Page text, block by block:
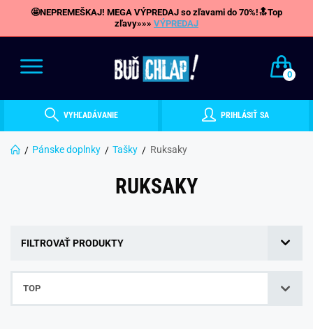
🤩NEPREMEŠKAJ! MEGA VÝPREDAJ so zľavami do 70%!🔝Top
zľavy»»» VÝPREDAJ
0
VYHĽADÁVANIE PRIHLÁSIŤ SA
Pánske doplnky Tašky Ruksaky
RUKSAKY
FILTROVAŤ PRODUKTY
TOP